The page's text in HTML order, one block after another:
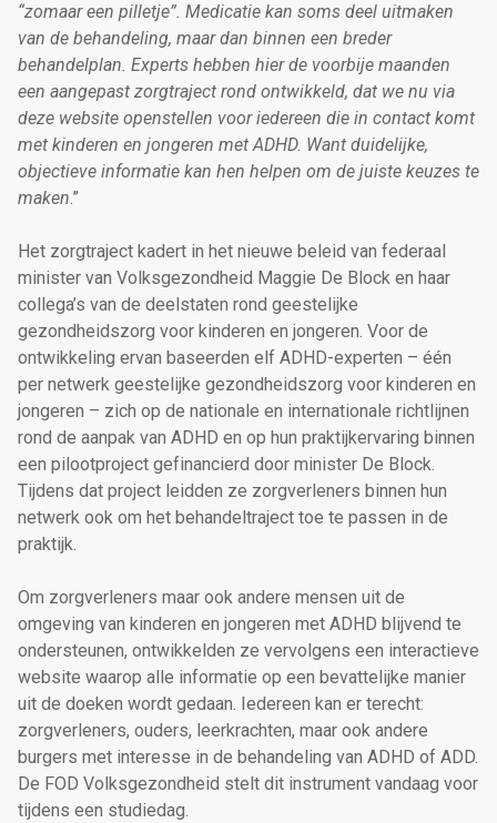
“zomaar een pilletje”. Medicatie kan soms deel uitmaken
van de behandeling, maar dan binnen een breder
behandelplan. Experts hebben hier de voorbije maanden
een aangepast zorgtraject rond ontwikkeld, dat we nu via
deze website openstellen voor iedereen die in contact komt
met kinderen en jongeren met ADHD. Want duidelijke,
objectieve informatie kan hen helpen om de juiste keuzes te
maken.”
Het zorgtraject kadert in het nieuwe beleid van federaal
minister van Volksgezondheid Maggie De Block en haar
collega’s van de deelstaten rond geestelijke
gezondheidszorg voor kinderen en jongeren. Voor de
ontwikkeling ervan baseerden elf ADHD-experten – één
per netwerk geestelijke gezondheidszorg voor kinderen en
jongeren – zich op de nationale en internationale richtlijnen
rond de aanpak van ADHD en op hun praktijkervaring binnen
een pilootproject gefinancierd door minister De Block.
Tijdens dat project leidden ze zorgverleners binnen hun
netwerk ook om het behandeltraject toe te passen in de
praktijk.
Om zorgverleners maar ook andere mensen uit de
omgeving van kinderen en jongeren met ADHD blijvend te
ondersteunen, ontwikkelden ze vervolgens een interactieve
website waarop alle informatie op een bevattelijke manier
uit de doeken wordt gedaan. Iedereen kan er terecht:
zorgverleners, ouders, leerkrachten, maar ook andere
burgers met interesse in de behandeling van ADHD of ADD.
De FOD Volksgezondheid stelt dit instrument vandaag voor
tijdens een studiedag.